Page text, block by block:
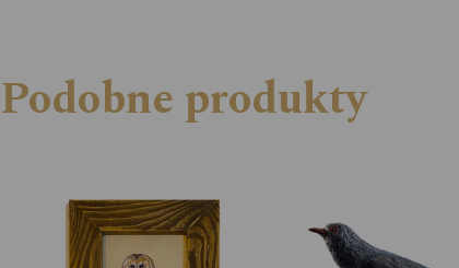
Podobne produkty